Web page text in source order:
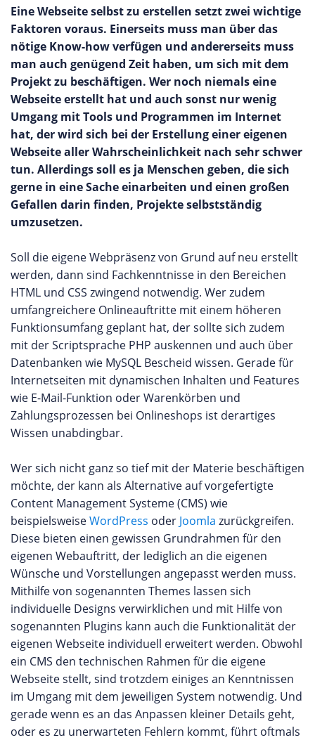
Eine Webseite selbst zu erstellen setzt zwei wichtige
Faktoren voraus. Einerseits muss man über das
nötige Know-how verfügen und andererseits muss
man auch genügend Zeit haben, um sich mit dem
Projekt zu beschäftigen. Wer noch niemals eine
Webseite erstellt hat und auch sonst nur wenig
Umgang mit Tools und Programmen im Internet
hat, der wird sich bei der Erstellung einer eigenen
Webseite aller Wahrscheinlichkeit nach sehr schwer
tun. Allerdings soll es ja Menschen geben, die sich
gerne in eine Sache einarbeiten und einen großen
Gefallen darin finden, Projekte selbstständig
umzusetzen.
Soll die eigene Webpräsenz von Grund auf neu erstellt
werden, dann sind Fachkenntnisse in den Bereichen
HTML und CSS zwingend notwendig. Wer zudem
umfangreichere Onlineauftritte mit einem höheren
Funktionsumfang geplant hat, der sollte sich zudem
mit der Scriptsprache PHP auskennen und auch über
Datenbanken wie MySQL Bescheid wissen. Gerade für
Internetseiten mit dynamischen Inhalten und Features
wie E-Mail-Funktion oder Warenkörben und
Zahlungsprozessen bei Onlineshops ist derartiges
Wissen unabdingbar.
Wer sich nicht ganz so tief mit der Materie beschäftigen
möchte, der kann als Alternative auf vorgefertigte
Content Management Systeme (CMS) wie
beispielsweiseWordPress oder Joomla zurückgreifen.
Diese bieten einen gewissen Grundrahmen für den
eigenen Webauftritt, der lediglich an die eigenen
Wünsche und Vorstellungen angepasst werden muss.
Mithilfe von sogenannten Themes lassen sich
individuelle Designs verwirklichen und mit Hilfe von
sogenannten Plugins kann auch die Funktionalität der
eigenen Webseite individuell erweitert werden. Obwohl
ein CMS den technischen Rahmen für die eigene
Webseite stellt, sind trotzdem einiges an Kenntnissen
im Umgang mit dem jeweiligen System notwendig. Und
gerade wenn es an das Anpassen kleiner Details geht,
oder es zu unerwarteten Fehlern kommt, führt oftmals